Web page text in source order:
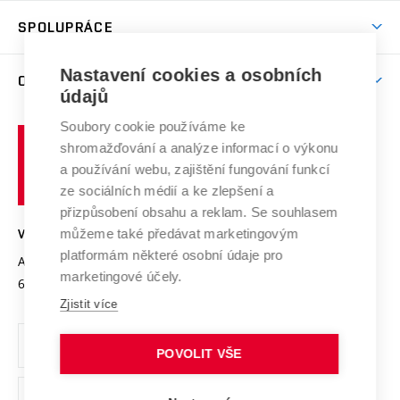
Brno
Celoživotní vzdělávání
E-přihláška
Harmonogram akademického roku
Závěrečné práce
Doktorské studium
Zpracování osobních údajů studentů
Sociální bezpečí
Studium bez bariér
Podpora podnikání
Mezinárodní vědecká rada
Systém zajišťování kvality výzkumu
Výzkumné infrastruktury
Transfer znalostí
Open Science
Projekty
Projekty ze strukturálních fondů
Specifický výzkum
SPOLUPRÁCE
Zahraniční spolupráce
Spolupráce se školami
Služby univerzity
Mezinárodní dohody
Univerzitní sítě
O UNIVERZITĚ
Profil univerzity
Udržitelná univerzita
Podnikavá univerzita / ContriBUTe
Bezpečná univerzita
Vyznamenání
Organizační struktura
Ochrana osobních údajů
učení
technické
VYSOKÉ UČENÍ TECHNICKÉ V BRNĚ
Antonínská 548/1
602 00 Brno
www.vut.cz
vut@vutbr.cz
Nastavení cookies a osobních
údajů
Soubory cookie používáme ke
shromažďování a analýze informací o výkonu
a používání webu, zajištění fungování funkcí
ze sociálních médií a ke zlepšení a
přizpůsobení obsahu a reklam. Se souhlasem
můžeme také předávat marketingovým
platformám některé osobní údaje pro
marketingové účely.
Zjistit více
POVOLIT VŠE